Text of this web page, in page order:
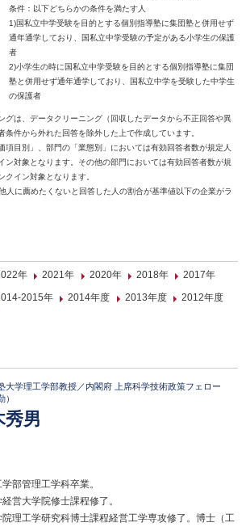
条件：以下どちらかの条件を満たす人
1)国私立中学受験を目的とする個別指導塾に集団塾と併用せず
通年通学しており、国私立中学受験の予定がある小学生の保護
者
2)小学生の時に国私立中学受験を目的とする個別指導塾に集団
塾と併用せず通年通学しており、国私立中学を受験した中学生
の保護者
グは、データクリーニング（回収したデータから不正回答や異
条件から外れた回答を除外した上で作成しています。
目別」、部門の「業態別」においては有効回答者数が規定人
ン対象となります。その他の部門においては有効回答者数が規
クイン対象となります。
に薦めたくないと回答した人の割合が基準値以下の企業がラ
年 2021年 2020年 2018年
2017年
2015年 2014年度 2013年度
2012年度
大学理工学部教授／内閣府 上席科学技術政策フェロー
）
秀男
部管理工学科卒業。
営大学院修士課程修了。
理工学研究科博士課程経営工学専攻修了。博士（工